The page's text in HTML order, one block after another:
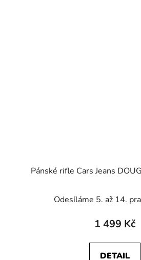
Pánské rifle Cars Jeans
Odesíláme 5. až 14.
1 499 Kč
DETAIL